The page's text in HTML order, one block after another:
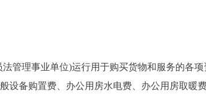
理事业单位)运行用于购买货物和服务的各项
设备购置费、办公用房水电费、办公用房取暖